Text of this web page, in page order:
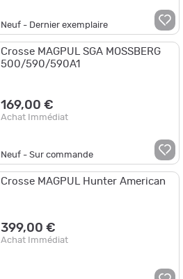
Neuf - Dernier exemplaire
Crosse MAGPUL SGA MOSSBERG
500/590/590A1
169,00 €
Achat Immédiat
Neuf - Sur commande
Crosse MAGPUL Hunter American
399,00 €
Achat Immédiat